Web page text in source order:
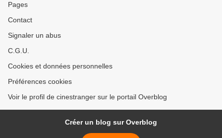
Pages
Contact
Signaler un abus
C.G.U.
Cookies et données personnelles
Préférences cookies
Voir le profil de cinestranger sur le portail Overblog
Créer un blog sur Overblog